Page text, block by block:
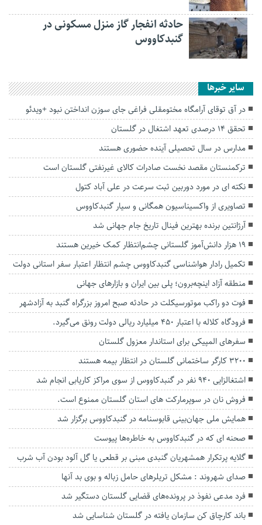
حادثه انفجار گاز منزل مسکونی در
گنبدکاووس
سایر خبرها
در آق توقای آرامگاه مختومقلی فراغی جای سوزن انداختن نبود +ویدئو
تحقق ۱۴ درصدی تعهد اشتغال در گلستان
مدارس در سال تحصیلی آینده حضوری هستند
ترکمنستان مقصد نخست صادرات کالای غیرنفتی گلستان است
نکته ای در مورد دوربین ثبت سرعت در علی آباد کتول
تصاویری از واکسیناسیون همگانی و سیار گنبدکاووس
آرژانتین برنده بهترین فینال تاریخ جام جهانی شد
۱۹ هزار دانش‌آموز گلستانی چشم‌انتظار کمک خیرین هستند
تکمیل رادار هواشناسی گنبدکاووس چشم انتظار اعتبار سفر استانی دولت
منطقه آزاد اینچه‌برون؛ پلی بین ایران و بازارهای جهانی
فوت دو راکب موتورسیکلت در حادثه صبح امروز بزرگراه گنبد به آزادشهر
فرودگاه کلاله با اعتبار ۴۵۰ میلیارد ریالی دولت رونق می‌گیرد.
سفرهای المپیکی برای استاندار معزول گلستان
۳۲۰۰ کارگر ساختمانی گلستان در انتظار بیمه هستند
اشتغالزایی ۹۴۰ نفر در گنبدکاووس از سوی مراکز کاریابی انجام شد
فروش نان در سوپرمارکت های استان گلستان ممنوع است.
همایش ملی جهان‌بینی قابوسنامه در گنبدکاووس برگزار شد
صحنه ای که در گنبدکاووس به خاطره‌ها پیوست
گلایه پرتکرار همشهریان گنبدی مبنی بر قطعی یا گل آلود بودن آب شرب
صدای شهروند : مشکل تریلرهای حامل زباله و بوی بد آنها
فرد مدعی نفوذ در پرونده‌های قضایی گلستان دستگیر شد
باند کارچاق کن سازمان یافته در گلستان شناسایی شد